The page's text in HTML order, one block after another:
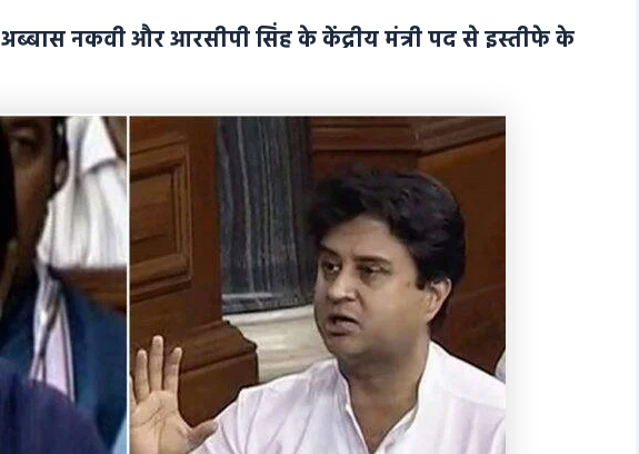
अब्बास नकवी और आरसीपी सिंह के केंद्रीय मंत्री पद से इस्तीफे के